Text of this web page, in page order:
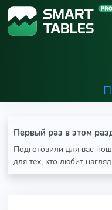
Первый раз в этом
Подготовили для вас
для тех, кто любит